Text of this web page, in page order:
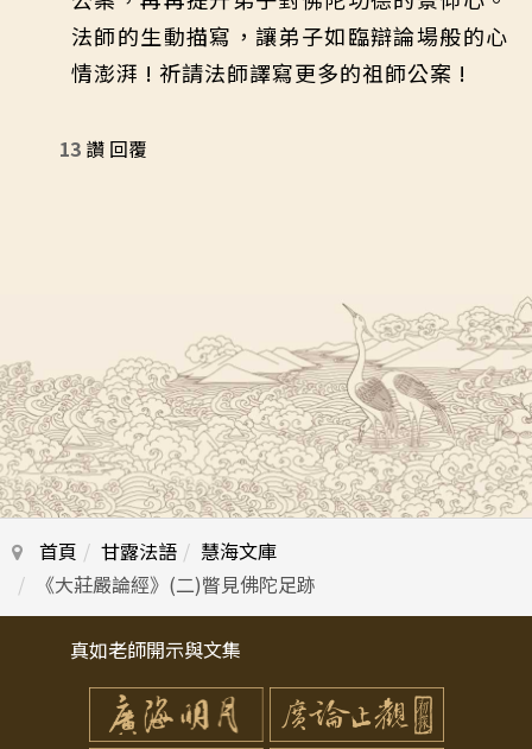
法師的生動描寫，讓弟子如臨辯論場般的心
情澎湃 ! 祈請法師譯寫更多的祖師公案 !
13 讚 回覆
首頁 甘露法語
慧海文庫
《大莊嚴論經》(二)瞥見佛陀足跡
真如老師開示與文集